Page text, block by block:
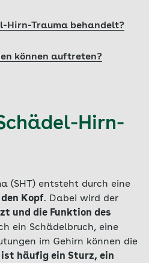
Hirn-Trauma behandelt?
können auftreten?
Hirn-
(SHT) entsteht durch eine
Kopf. Dabei wird der
und die Funktion des
ein Schädelbruch, eine
im Gehirn können die
ist häufig ein Sturz, ein